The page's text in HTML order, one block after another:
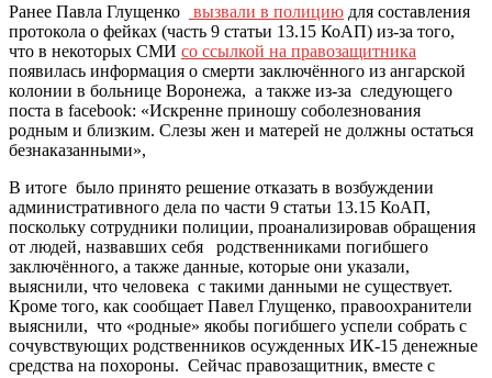
Ранее Павла Глущенко
вызвали в полицию для составления
протокола о фейках (часть 9 статьи 13.15 КоАП) из-за того,
что в некоторых СМИ со ссылкой на правозащитника
появилась информация о смерти заключённого из ангарской
колонии в больнице Воронежа, а также из-за следующего
поста в facebook: «Искренне приношу соболезнования
родным и близким. Слезы жен и матерей не должны остаться
безнаказанными»,
В итоге было принято решение отказать в возбуждении
административного дела по части 9 статьи 13.15 КоАП,
поскольку сотрудники полиции, проанализировав обращения
от людей, назвавших себя родственниками погибшего
заключённого, а также данные, которые они указали,
выяснили, что человека с такими данными не существует.
Кроме того, как сообщает Павел Глущенко, правоохранители
выяснили, что «родные» якобы погибшего успели собрать с
сочувствующих родственников осужденных ИК-15 денежные
средства на похороны. Сейчас правозащитник, вместе с